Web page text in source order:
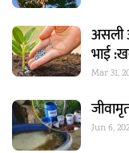
असली
भाई
Mar 31,
Jun 6,